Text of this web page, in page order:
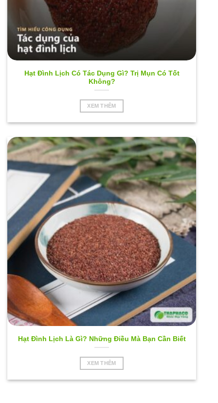
Hạt Đình Lịch Có Tác Dụng Gì? Trị Mụn Có Tốt
Không?
XEM THÊM
Hạt Đình Lịch Là Gì? Những Điều Mà Bạn Cần Biết
XEM THÊM